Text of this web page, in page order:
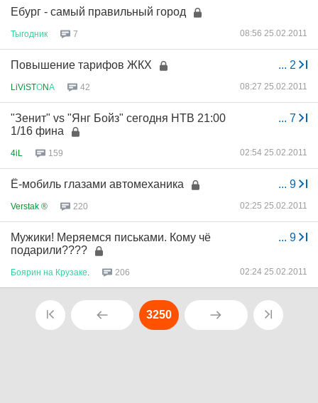
Ебург - самый правильный город
Тыгодник 7 08:56 25.02.2011
... 2
Повышение тарифов ЖКХ
LiViSTОNА 42 08:27 25.02.2011
... 7
"Зенит" vs "Янг Бойз" сегодня НТВ 21:00
1/16 фина
4iL 159 02:54 25.02.2011
... 9
Ё-мобиль глазами автомеханика
Verstak ® 220 02:25 25.02.2011
... 9
Мужики! Меряемся письками. Кому чё
подарили????
Боярин на Крузаке 206 02:24 25.02.2011
3250